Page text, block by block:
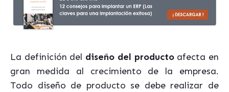
La definición del diseño del producto afecta en
gran medida al crecimiento de la empresa.
Todo diseño de producto se debe realizar de